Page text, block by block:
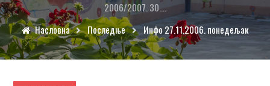
2006/2007. 30....
Насловна
Последње Инфо 27.11.2006. понедељак